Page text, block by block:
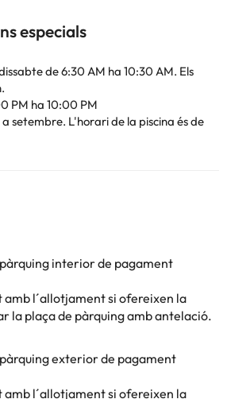
especials
de 6:30 AM ha 10:30 AM. Els
PM ha 10:00 PM
setembre. L'horari de la piscina és de
interior de pagament
l´allotjament si ofereixen la
la plaça de pàrquing amb antelació.
exterior de pagament
l´allotjament si ofereixen la